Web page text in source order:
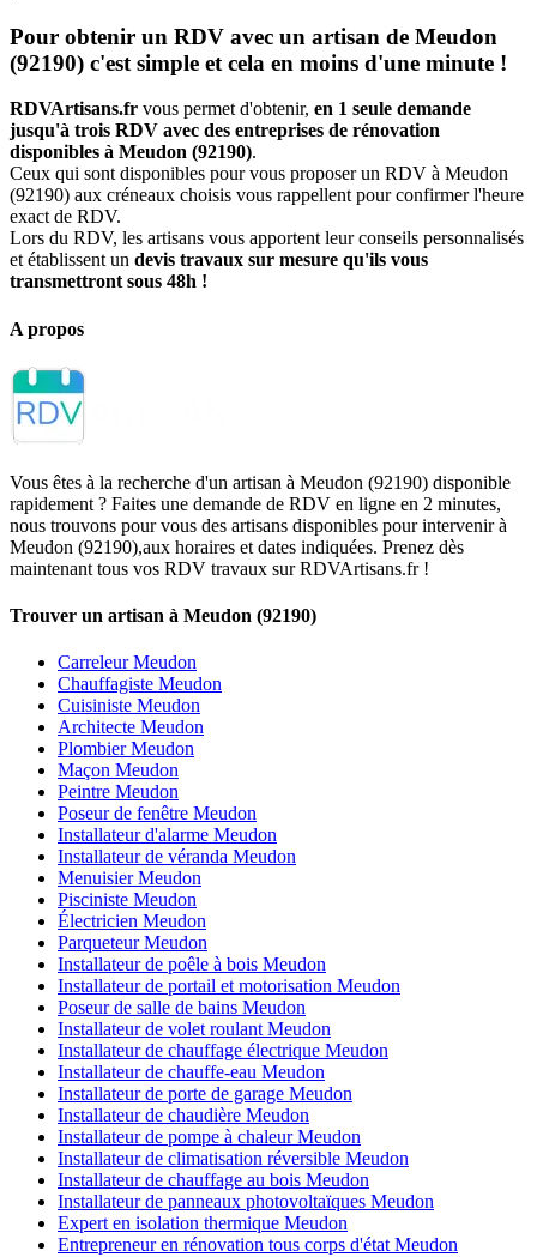
Pour obtenir un RDV avec un artisan de Meudon
(92190) c'est simple et cela en moins d'une minute !
RDVArtisans.fr vous permet d'obtenir, en 1 seule demande
jusqu'à trois RDV avec des entreprises de rénovation
disponibles à Meudon (92190).
Ceux qui sont disponibles pour vous proposer un RDV à Meudon
(92190) aux créneaux choisis vous rappellent pour confirmer l'heure
exact de RDV.
Lors du RDV, les artisans vous apportent leur conseils personnalisés
et établissent un devis travaux sur mesure qu'ils vous
transmettront sous 48h !
A propos
Vous êtes à la recherche d'un artisan à Meudon (92190) disponible
rapidement ? Faites une demande de RDV en ligne en 2 minutes,
nous trouvons pour vous des artisans disponibles pour intervenir à
Meudon (92190),aux horaires et dates indiquées. Prenez dès
maintenant tous vos RDV travaux sur RDVArtisans.fr !
Trouver un artisan à Meudon (92190)
Carreleur Meudon
Chauffagiste Meudon
Cuisiniste Meudon
Architecte Meudon
Plombier Meudon
Maçon Meudon
Peintre Meudon
Poseur de fenêtre Meudon
Installateur d'alarme Meudon
Installateur de véranda Meudon
Menuisier Meudon
Pisciniste Meudon
Électricien Meudon
Parqueteur Meudon
Installateur de poêle à bois Meudon
Installateur de portail et motorisation Meudon
Poseur de salle de bains Meudon
Installateur de volet roulant Meudon
Installateur de chauffage électrique Meudon
Installateur de chauffe-eau Meudon
Installateur de porte de garage Meudon
Installateur de chaudière Meudon
Installateur de pompe à chaleur Meudon
Installateur de climatisation réversible Meudon
Installateur de chauffage au bois Meudon
Installateur de panneaux photovoltaïques Meudon
Expert en isolation thermique Meudon
Entrepreneur en rénovation tous corps d'état Meudon